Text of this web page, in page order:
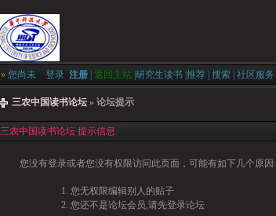
» 您尚未 登录 注册 返回主站 研究生读书 推荐 搜索 社区服务
三农中国读书论坛 » 论坛提示
三农中国读书论坛 提示信息
您没有登录或者您没有权限访问此页面，可能有如下几个原因:
您无权限编辑别人的贴子
您还不是论坛会员,请先登录论坛